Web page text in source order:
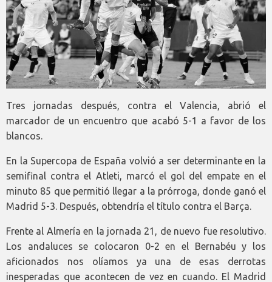
Tres jornadas después, contra el Valencia, abrió el
marcador de un encuentro que acabó 5-1 a favor de los
blancos.
En la Supercopa de España volvió a ser determinante en la
semifinal contra el Atleti, marcó el gol del empate en el
minuto 85 que permitió llegar a la prórroga, donde ganó el
Madrid 5-3. Después, obtendría el título contra el Barça.
Frente al Almería en la jornada 21, de nuevo fue resolutivo.
Los andaluces se colocaron 0-2 en el Bernabéu y los
aficionados nos olíamos ya una de esas derrotas
inesperadas que acontecen de vez en cuando. El Madrid